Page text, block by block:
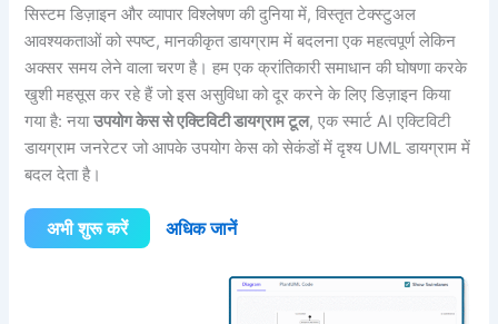
सिस्टम डिज़ाइन और व्यापार विश्लेषण की दुनिया में, विस्तृत टेक्स्टुअल
आवश्यकताओं को स्पष्ट, मानकीकृत डायग्राम में बदलना एक महत्वपूर्ण लेकिन
अक्सर समय लेने वाला चरण है। हम एक क्रांतिकारी समाधान की घोषणा करके
खुशी महसूस कर रहे हैं जो इस असुविधा को दूर करने के लिए डिज़ाइन किया
गया है: नयाउपयोग केस से एक्टिविटी डायग्राम टूल, एक स्मार्ट AI एक्टिविटी
डायग्राम जनरेटर जो आपके उपयोग केस को सेकंडों में दृश्य UML डायग्राम में
बदल देता है।
अभी शुरू करें अधिक जानें